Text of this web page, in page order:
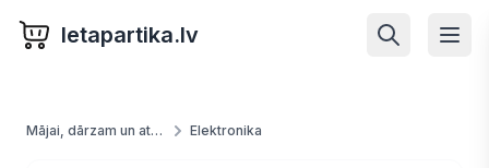
letapartika.lv
Mājai, dārzam un atpūtai Elektronika